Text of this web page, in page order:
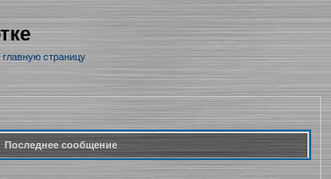
страницу
Последнее сообщение